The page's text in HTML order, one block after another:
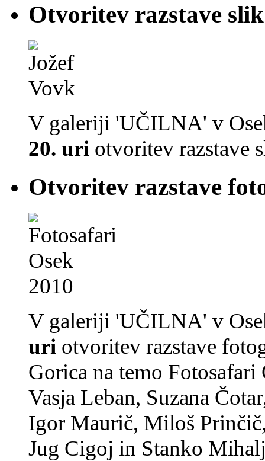
Otvoritev razstave
V galeriji 'UČILNA' v
20. uri otvoritev razstave
Otvoritev razstave
V galeriji 'UČILNA' v
uri otvoritev razstave
Gorica na temo
Vasja Leban, Suzana
Igor Maurič, Miloš
Jug Cigoj in Stanko